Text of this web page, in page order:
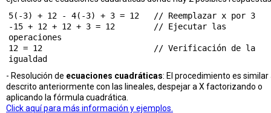
5(-3) + 12 - 4(-3) + 3 = 12   // Reemplazar x por 3
-15 + 12 + 12 + 3 = 12        // Ejecutar las
operaciones
12 = 12                       // Verificación de la
- Resolución de ecuaciones cuadráticas: El procedimiento es similar
descrito anteriormente con las lineales, despejar a X factorizando o
aplicando la fórmula cuadrática.
Click aquí para más información y ejemplos.